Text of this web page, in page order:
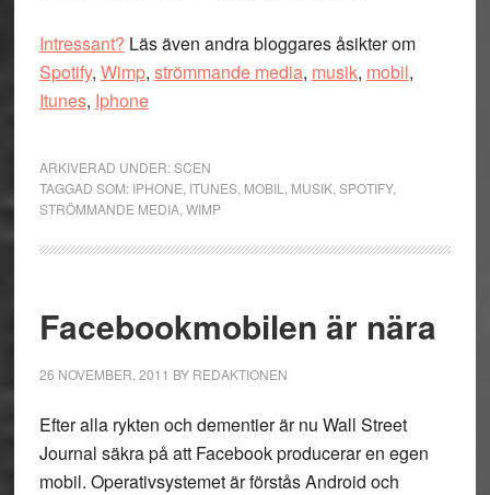
Intressant? Läs även andra bloggares åsikter om
Spotify, Wimp, strömmande media, musik, mobil,
Itunes, Iphone
ARKIVERAD UNDER:SCEN
TAGGAD SOM: IPHONE ITUNES, MOBIL MUSIK, SPOTIFY,
STRÖMMANDE MEDIA, WIMP
Facebookmobilen är nära
26 NOVEMBER, 2011 BY REDAKTIONEN
Efter alla rykten och dementier är nu Wall Street
Journal säkra på att Facebook producerar en egen
mobil. Operativsystemet är förstås Android och